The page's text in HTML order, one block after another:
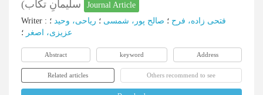
Journal Article
Writer : فتحی زاده، فرح ؛ صالح پور، شمسی ؛ ریاحی، وحید ؛
عزیزی، اصغر ؛
Abstract keyword Address
Related articles Others recommend to see